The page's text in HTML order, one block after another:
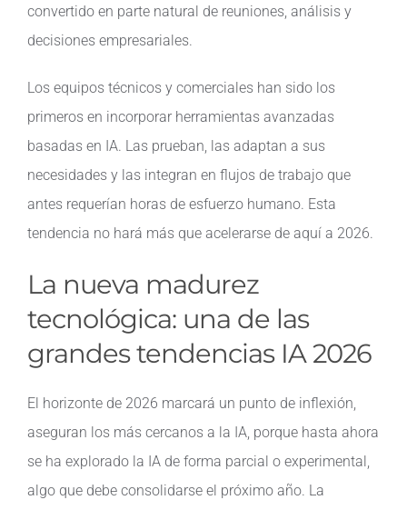
convertido en parte natural de reuniones, análisis y
decisiones empresariales.
Los equipos técnicos y comerciales han sido los
primeros en incorporar herramientas avanzadas
basadas en IA. Las prueban, las adaptan a sus
necesidades y las integran en flujos de trabajo que
antes requerían horas de esfuerzo humano. Esta
tendencia no hará más que acelerarse de aquí a 2026.
La nueva madurez
tecnológica: una de las
grandes tendencias IA 2026
El horizonte de 2026 marcará un punto de inflexión,
aseguran los más cercanos a la IA, porque hasta ahora
se ha explorado la IA de forma parcial o experimental,
algo que debe consolidarse el próximo año. La